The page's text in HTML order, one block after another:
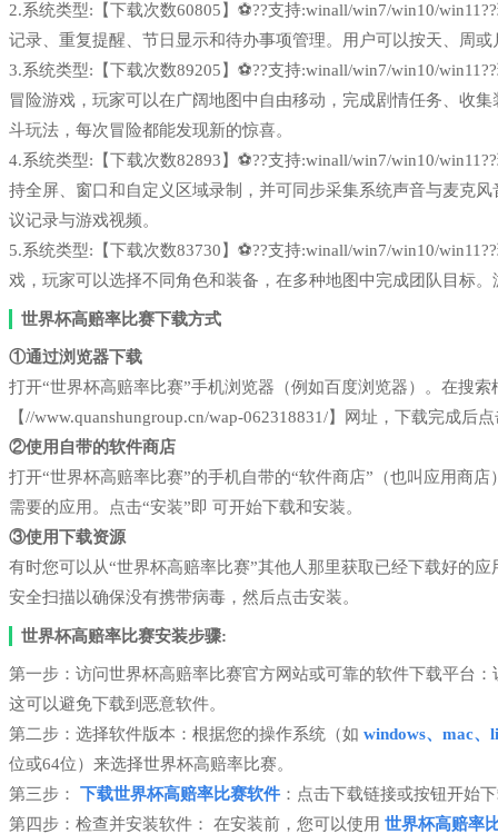
2.系统类型:【下载次数60805】⚽??支持:winall/win7/win10/
记录、重复提醒、节日显示和待办事项管理。用户可以按天、周
3.系统类型:【下载次数89205】⚽??支持:winall/win7/win10/
冒险游戏，玩家可以在广阔地图中自由移动，完成剧情任务、收
斗玩法，每次冒险都能发现新的惊喜。
4.系统类型:【下载次数82893】⚽??支持:winall/win7/win10/
持全屏、窗口和自定义区域录制，并可同步采集系统声音与麦克
议记录与游戏视频。
5.系统类型:【下载次数83730】⚽??支持:winall/win7/win10/
戏，玩家可以选择不同角色和装备，在多种地图中完成团队目标
世界杯高赔率比赛下载方式
①通过浏览器下载
打开“世界杯高赔率比赛”手机浏览器（例如百度浏览器）。在搜
【//www.quanshungroup.cn/wap-062318831/】网址，下载完成后
②使用自带的软件商店
打开“世界杯高赔率比赛”的手机自带的“软件商店”（也叫应用商
需要的应用。点击“安装”即 可开始下载和安装。
③使用下载资源
有时您可以从“世界杯高赔率比赛”其他人那里获取已经下载好的
安全扫描以确保没有携带病毒，然后点击安装。
世界杯高赔率比赛安装步骤:
第一步：访问世界杯高赔率比赛官方网站或可靠的软件下载平台
这可以避免下载到恶意软件。
第二步：选择软件版本：根据您的操作系统（如 windows、mac、
位或64位）来选择世界杯高赔率比赛。
第三步： 下载世界杯高赔率比赛软件 ：点击下载链接或按钮开始
第四步：检查并安装软件： 在安装前，您可以使用 世界杯高赔率